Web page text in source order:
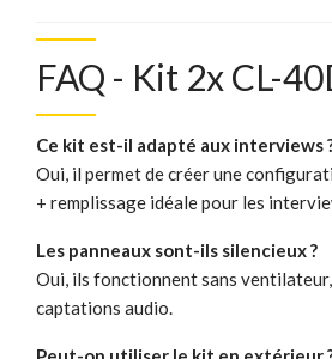
FAQ - Kit 2x CL-
Ce kit est-il adapté aux interviews
Oui, il permet de créer une
+ remplissage idéale pour les
Les panneaux sont-ils silencieux ?
Oui, ils fonctionnent sans
captations audio.